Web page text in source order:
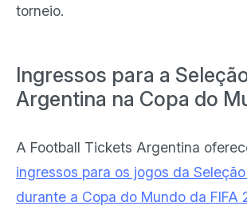
torneio.
Ingressos para a
Argentina na Copa do
A Football Tickets Argentina
ingressos para os jogos da
durante a Copa do Mundo da FIFA